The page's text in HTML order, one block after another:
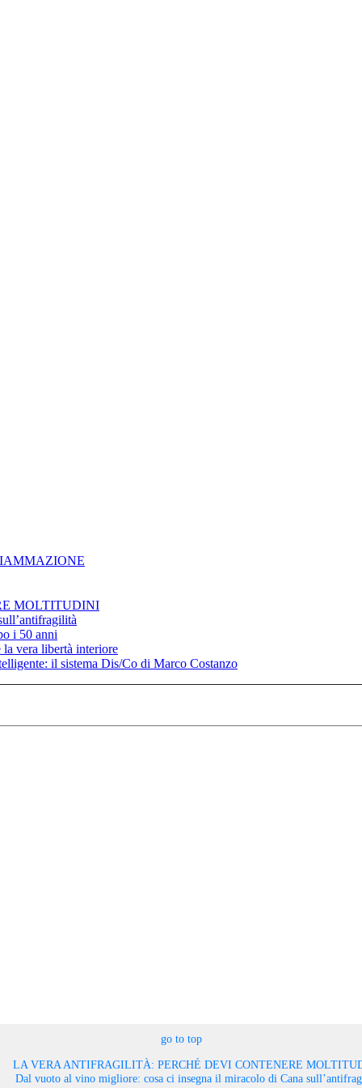
MOLTITUDINI
i 50 anni
vera libertà interiore
il sistema Dis/Co di Marco Costanzo
go to top
LA VERA ANTIFRAGILITÀ: PERCHÉ DEVI CONTENERE
Dal vuoto al vino migliore: cosa ci insegna il miracolo di Cana